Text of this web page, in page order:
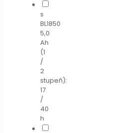
s
BL1850
5,0
Ah
(1
/
2
stupeň):
17
/
40
h